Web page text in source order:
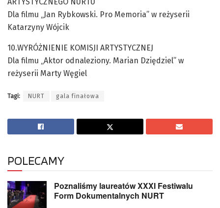
ARTYSTYCZNEGO NURTU
Dla filmu „Jan Rybkowski. Pro Memoria” w reżyserii
Katarzyny Wójcik
10.WYRÓŻNIENIE KOMISJI ARTYSTYCZNEJ
Dla filmu „Aktor odnaleziony. Marian Dziędziel” w
reżyserii Marty Węgiel
Tagi: NURT gala finałowa
POLECAMY
Poznaliśmy laureatów XXXI Festiwalu
Form Dokumentalnych NURT